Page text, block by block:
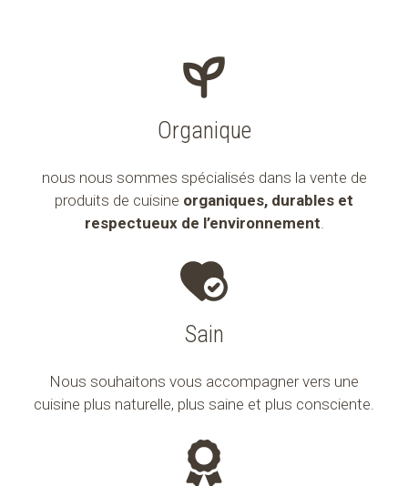
Organique
nous nous sommes spécialisés dans la vente de
produits de cuisine organiques, durables et
respectueux de l’environnement
Sain
Nous souhaitons vous accompagner vers une
cuisine plus naturelle, plus saine et plus consciente.